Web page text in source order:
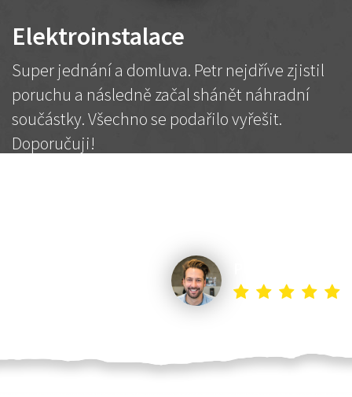
Elektroinstalace
Super jednání a domluva. Petr nejdříve zjistil
poruchu a následně začal shánět náhradní
součástky. Všechno se podařilo vyřešit.
Doporučuji!